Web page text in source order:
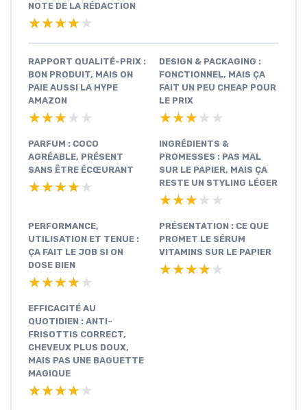
NOTE DE LA RÉDACTION
★★★★★
★★★★★
RAPPORT QUALITÉ-PRIX :
BON PRODUIT, MAIS ON
PAIE AUSSI LA HYPE
AMAZON
★★★★★
★★★★★
DESIGN & PACKAGING :
FONCTIONNEL, MAIS ÇA
FAIT UN PEU CHEAP POUR
LE PRIX
★★★★★
★★★★★
PARFUM : COCO
AGRÉABLE, PRÉSENT
SANS ÊTRE ÉCŒURANT
★★★★★
★★★★★
INGRÉDIENTS &
PROMESSES : PAS MAL
SUR LE PAPIER, MAIS ÇA
RESTE UN STYLING LÉGER
★★★★★
★★★★★
PERFORMANCE,
UTILISATION ET TENUE :
ÇA FAIT LE JOB SI ON
DOSE BIEN
★★★★★
★★★★★
PRÉSENTATION : CE QUE
PROMET LE SÉRUM
VITAMINS SUR LE PAPIER
★★★★★
★★★★★
EFFICACITÉ AU
QUOTIDIEN : ANTI-
FRISOTTIS CORRECT,
CHEVEUX PLUS DOUX,
MAIS PAS UNE BAGUETTE
MAGIQUE
★★★★★
★★★★★